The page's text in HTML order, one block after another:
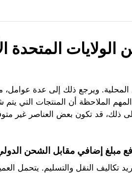
المتحدة
ويرجع ذلك إلى عدة عوامل،
الملاحظة أن المنتجات التي يتم
ذلك، قد تكون بعض العناصر غير
مبلغ إضافي مقابل الشحن
تكاليف النقل والتسليم.